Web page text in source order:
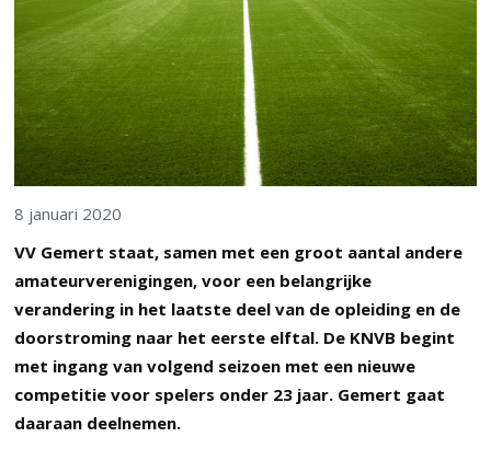
8 januari 2020
VV Gemert staat, samen met een groot aantal andere
amateurverenigingen, voor een belangrijke
verandering in het laatste deel van de opleiding en de
doorstroming naar het eerste elftal. De KNVB begint
met ingang van volgend seizoen met een nieuwe
competitie voor spelers onder 23 jaar. Gemert gaat
daaraan deelnemen.